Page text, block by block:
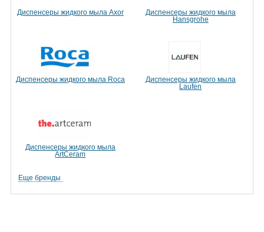
Диспенсеры жидкого мыла Axor
Диспенсеры жидкого мыла
Hansgrohe
Диспенсеры жидкого мыла Roca
Диспенсеры жидкого мыла
Laufen
Диспенсеры жидкого мыла
ArtCeram
Еще бренды